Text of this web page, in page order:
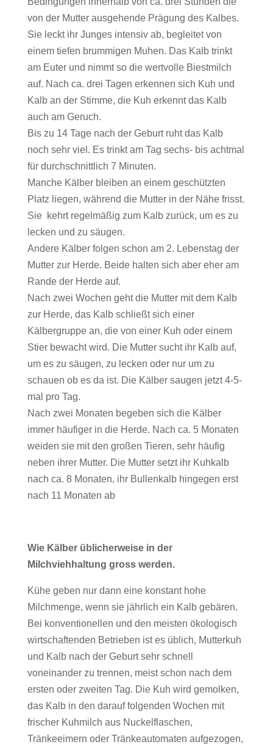
von der Mutter ausgehende Prägung des Kalbes.
Sie leckt ihr Junges intensiv ab, begleitet von
einem tiefen brummigen Muhen. Das Kalb trinkt
am Euter und nimmt so die wertvolle Biestmilch
auf. Nach ca. drei Tagen erkennen sich Kuh und
Kalb an der Stimme, die Kuh erkennt das Kalb
auch am Geruch.
Bis zu 14 Tage nach der Geburt ruht das Kalb
noch sehr viel. Es trinkt am Tag sechs- bis achtmal
für durchschnittlich 7 Minuten.
Manche Kälber bleiben an einem geschützten
Platz liegen, während die Mutter in der Nähe frisst.
Sie kehrt regelmäßig zum Kalb zurück, um es zu
lecken und zu säugen.
Andere Kälber folgen schon am 2. Lebenstag der
Mutter zur Herde. Beide halten sich aber eher am
Rande der Herde auf.
Nach zwei Wochen geht die Mutter mit dem Kalb
zur Herde, das Kalb schließt sich einer
Kälbergruppe an, die von einer Kuh oder einem
Stier bewacht wird. Die Mutter sucht ihr Kalb auf,
um es zu säugen, zu lecken oder nur um zu
schauen ob es da ist. Die Kälber saugen jetzt 4-5-
mal pro Tag.
Nach zwei Monaten begeben sich die Kälber
immer häufiger in die Herde. Nach ca. 5 Monaten
weiden sie mit den großen Tieren, sehr häufig
neben ihrer Mutter. Die Mutter setzt ihr Kuhkalb
nach ca. 8 Monaten, ihr Bullenkalb hingegen erst
nach 11 Monaten ab
Wie Kälber üblicherweise in der
Milchviehhaltung gross werden.
Kühe geben nur dann eine konstant hohe
Milchmenge, wenn sie jährlich ein Kalb gebären.
Bei konventionellen und den meisten ökologisch
wirtschaftenden Betrieben ist es üblich, Mutterkuh
und Kalb nach der Geburt sehr schnell
voneinander zu trennen, meist schon nach dem
ersten oder zweiten Tag. Die Kuh wird gemolken,
das Kalb in den darauf folgenden Wochen mit
frischer Kuhmilch aus Nuckelflaschen,
Tränkeeimern oder Tränkeautomaten aufgezogen,